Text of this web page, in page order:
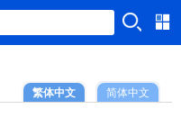
简体中文
繁体中文